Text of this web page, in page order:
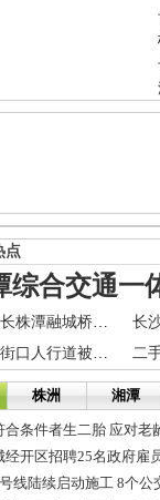
点
大王山：长株潭融城桥头堡
长沙太平街口人行道被圈为停车场 不缴费被钻胎
株洲 湘潭
合条件者生二胎 应对老
经开区招聘25名政府雇
线陆续启动施工 8个公